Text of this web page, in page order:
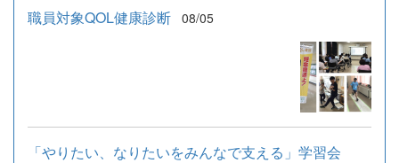
職員対象QOL健康診断 08/05
「やりたい、なりたいをみんなで支える」学習会